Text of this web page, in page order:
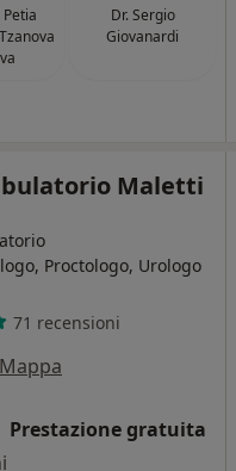
Dr. Sergio
Giovanardi
Maletti
Proctologo, Urologo
71 recensioni
Mappa
Prestazione gratuita